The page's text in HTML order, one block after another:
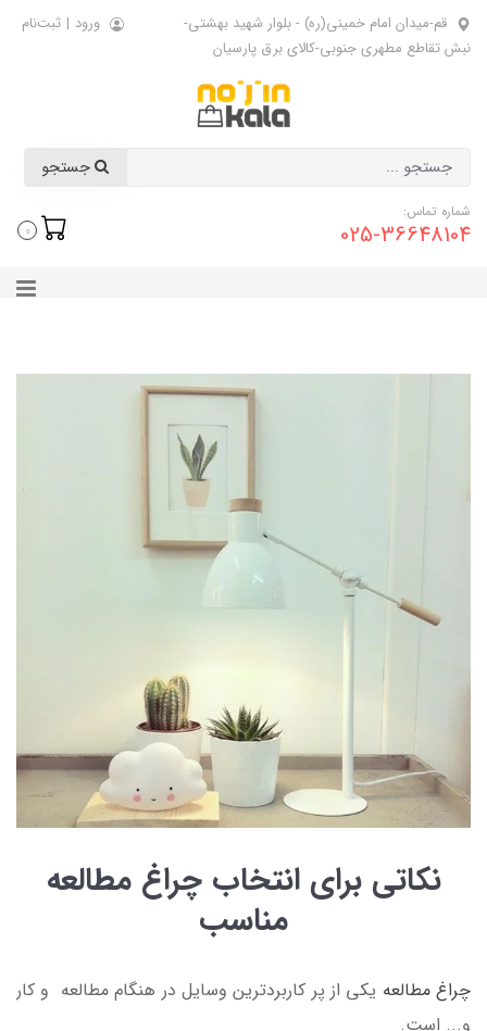
قم-میدان امام خمینی(ره) - بلوار شهید بهشتی-
نبش تقاطع مطهری جنوبی-کالای برق پارسیان
ورود | ثبت‌نام
شماره تماس:
025-36648104
0
نکاتی برای انتخاب چراغ مطالعه
مناسب
چراغ مطالعه یکی از پر کاربردترین وسایل در هنگام مطالعه و کار
و... است.